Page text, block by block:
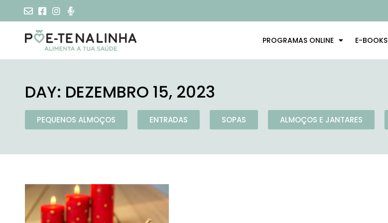
PROGRAMAS ONLINE E-BOOKS
DAY: DEZEMBRO 15, 2023
PEQUENOS ALMOÇOS ENTRADAS SOPAS ALMOÇOS E JANTARES